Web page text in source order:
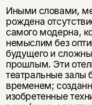
Иными словами,
рождена
самого модерна,
немыслим без
будущего и
прошлым. Эти
театральные залы
временем;
изобретенные
скидку 15%
Я соглашаюсь с
Я соглашаюсь с
Эта книга
не
Скажите,
вам уже